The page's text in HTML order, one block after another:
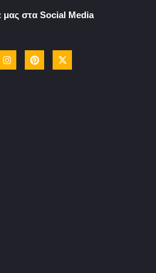
μας στα Social Media